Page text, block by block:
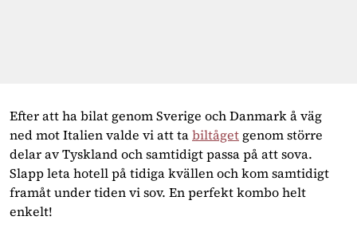
Efter att ha bilat genom Sverige och Danmark å väg
ned mot Italien valde vi att ta biltåget genom större
delar av Tyskland och samtidigt passa på att sova.
Slapp leta hotell på tidiga kvällen och kom samtidigt
framåt under tiden vi sov. En perfekt kombo helt
enkelt!